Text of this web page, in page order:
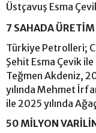
Üstçavuş Esma
7 SAHADA ÜRETİM
Türkiye Petrolleri;
Şehit Esma Çevik
Teğmen Akdeniz,
yılında Mehmet
ile 2025 yılında
50 MİLYON